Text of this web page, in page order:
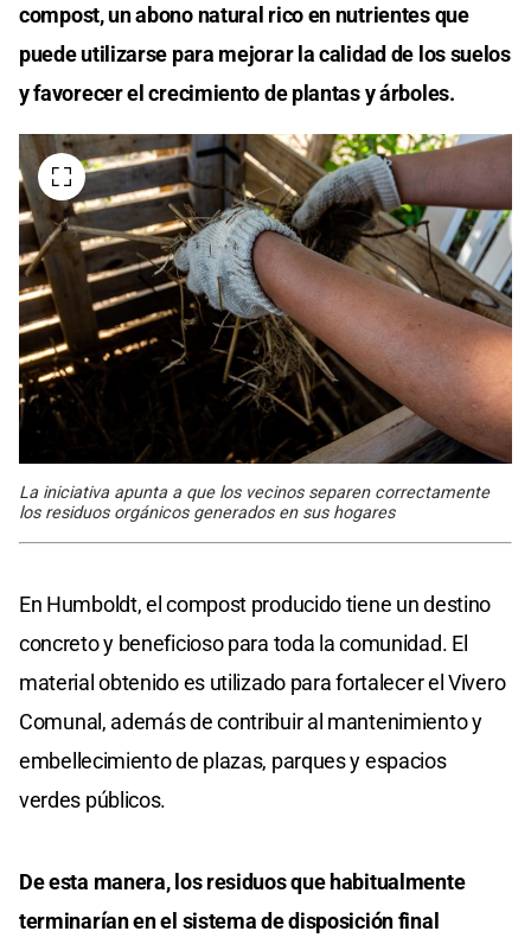
compost, un abono natural rico en nutrientes que
puede utilizarse para mejorar la calidad de los suelos
y favorecer el crecimiento de plantas y árboles.
La iniciativa apunta a que los vecinos separen correctamente
los residuos orgánicos generados en sus hogares
En Humboldt, el compost producido tiene un destino
concreto y beneficioso para toda la comunidad. El
material obtenido es utilizado para fortalecer el Vivero
Comunal, además de contribuir al mantenimiento y
embellecimiento de plazas, parques y espacios
verdes públicos.
De esta manera, los residuos que habitualmente
terminarían en el sistema de disposición final